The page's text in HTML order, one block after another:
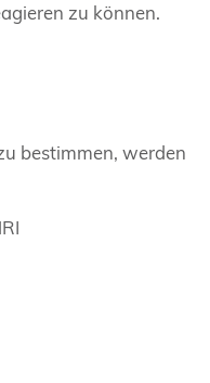
zu können.
bestimmen, werden